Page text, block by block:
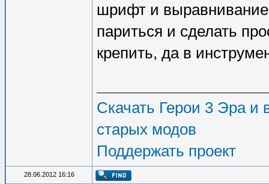
шрифт и выравнивание
париться и сделать
крепить, да в
Скачать Герои 3 Эра и
старых модов
Поддержать проект
28.06.2012 16:16